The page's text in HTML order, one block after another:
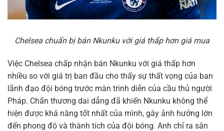
Chelsea chuẩn bị bán Nkunku với giá thấp hơn giá mua
Việc Chelsea chấp nhận bán Nkunku với giá thấp hơn
nhiều so với giá trị ban đầu cho thấy sự thất vọng của ban
lãnh đạo đội bóng trước màn trình diễn của cầu thủ người
Pháp. Chấn thương dai dẳng đã khiến Nkunku không thể
hiện được khả năng tốt nhất của mình, gây ảnh hưởng lớn
đến phong độ và thành tích của đội bóng. Anh chỉ ra sân